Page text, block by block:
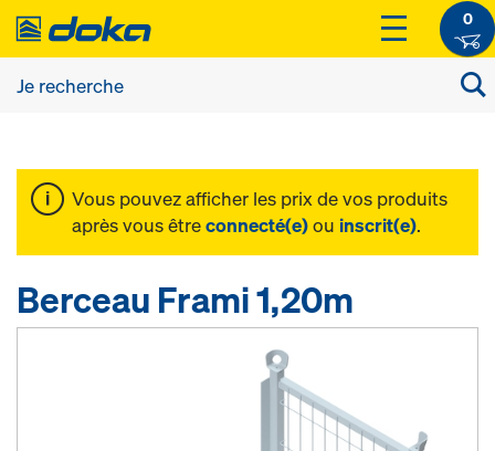
0
Vous pouvez afficher les prix de vos produits
après vous êtreconnecté(e)ou inscrit(e).
Berceau Frami 1,20m